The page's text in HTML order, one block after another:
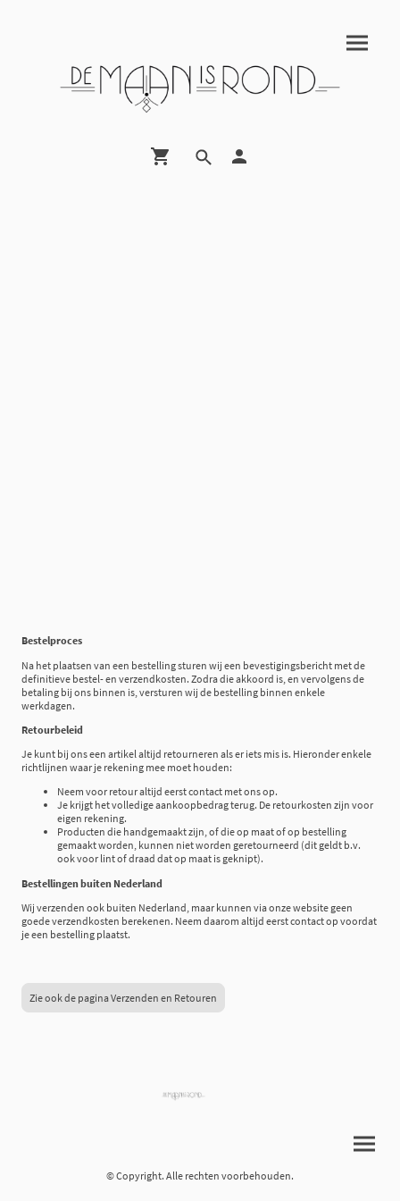
Bestelproces
Na het plaatsen van een bestelling sturen wij een bevestigingsbericht met de
definitieve bestel- en verzendkosten. Zodra die akkoord is, en vervolgens de
betaling bij ons binnen is, versturen wij de bestelling binnen enkele
werkdagen.
Retourbeleid
Je kunt bij ons een artikel altijd retourneren als er iets mis is. Hieronder enkele
richtlijnen waar je rekening mee moet houden:
Neem voor retour altijd eerst contact met ons op.
Je krijgt het volledige aankoopbedrag terug. De retourkosten zijn voor
eigen rekening.
Producten die handgemaakt zijn, of die op maat of op bestelling
gemaakt worden, kunnen niet worden geretourneerd (dit geldt b.v.
ook voor lint of draad dat op maat is geknipt).
Bestellingen buiten Nederland
Wij verzenden ook buiten Nederland, maar kunnen via onze website geen
goede verzendkosten berekenen. Neem daarom altijd eerst contact op voordat
je een bestelling plaatst.
Zie ook de pagina Verzenden en Retouren
© Copyright. Alle rechten voorbehouden.